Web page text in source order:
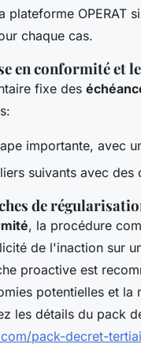
plateforme OPERAT
chaque cas.
en conformité et
fixe des
importante, avec
suivants avec
de
, la procédure
de l'inaction sur
proactive est
potentielles et
les détails du pack
pack-decret-